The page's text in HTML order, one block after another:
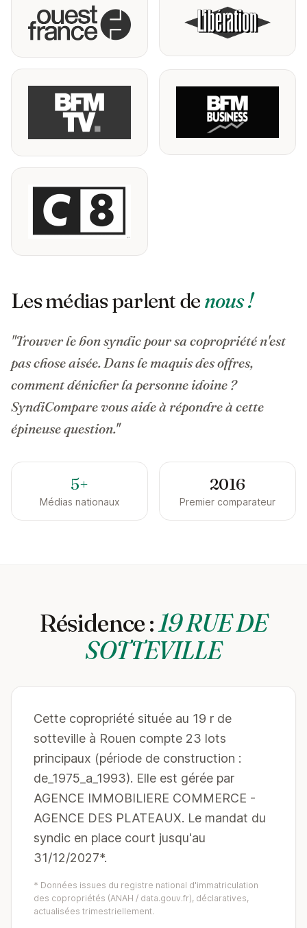
Les médias parlent denous !
"Trouver le bon syndic pour sa copropriété n'est
pas chose aisée. Dans le maquis des offres,
comment dénicher la personne idoine ?
SyndiCompare vous aide à répondre à cette
épineuse question."
5+
Médias nationaux
2016
Premier comparateur
Résidence :19 RUE DE
SOTTEVILLE
Cette copropriété située au 19 r de
sotteville à Rouen compte 23 lots
principaux (période de construction :
de_1975_a_1993). Elle est gérée par
AGENCE IMMOBILIERE COMMERCE -
AGENCE DES PLATEAUX. Le mandat du
syndic en place court jusqu'au
31/12/2027*.
* Données issues du registre national d'immatriculation
des copropriétés (ANAH / data.gouv.fr), déclaratives,
actualisées trimestriellement.